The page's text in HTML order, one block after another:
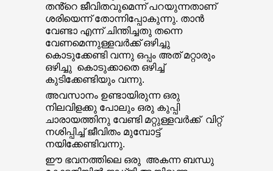
തൻ്റെ ജീവിതവുമെന്ന് പറയുന്നതാണ്
ശരിയെന്ന് തോന്നിപ്പോകുന്നു. താൻ
വേണ്ടാ എന്ന് ചിന്തിച്ചതു തന്നെ
വേണമെന്നുള്ളവർക്ക് ഒഴിച്ചു
കൊടുക്കേണ്ടി വന്നു ഒപ്പം അത് മറ്റാരും
ഒഴിച്ചു കൊടുക്കാതെ ഒഴിച്ച്
കുടിക്കേണ്ടിയും വന്നു.
അവസാനം ഉണ്ടായിരുന്ന ഒരു
നിലവിളക്കു പോലും ഒരു കുപ്പി
ചാരായത്തിനു വേണ്ടി മറ്റുള്ളവർക്ക് വിറ്റ്
നശിപ്പിച്ച് ജീവിതം മുമ്പോട്ട്
നയിക്കേണ്ടിവന്നു.
ഈ ഭവനത്തിലെ ഒരു അകന്ന ബന്ധു